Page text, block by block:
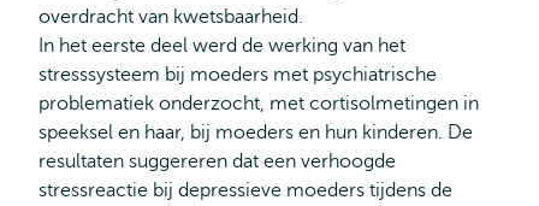
overdracht van kwetsbaarheid.
In het eerste deel werd de werking van het
stresssysteem bij moeders met psychiatrische
problematiek onderzocht, met cortisolmetingen in
speeksel en haar, bij moeders en hun kinderen. De
resultaten suggereren dat een verhoogde
stressreactie bij depressieve moeders tijdens de